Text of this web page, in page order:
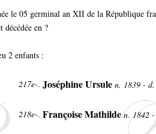
le 05 germinal an XII de la République
décédée en ?
2 enfants :
217e-. Joséphine Ursule n. 1839 -
218e-. Françoise Mathilden. 1842